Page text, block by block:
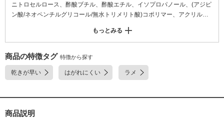
ニトロセルロース、酢酸ブチル、酢酸エチル、イソプロパノール、(アジピ
ン酸/ネオペンチルグリコール/無水トリメリト酸)コポリマー、アクリル酸
ステアラルコニウムベントナイト、クエン酸アセチルトリブチル、アルミ
ナ、ポリビニルブチラール、(トシルアミド/ホルムアルデヒド)樹脂、ジカ
ルバミン酸ジHEMAトリメチルヘキシル、オキシベンゾン-1、ジ安息香酸
トリメチルペンタンジイル、ジメチコン、トリメチルシロキシケイ酸、シ
リカ、(+/-)(PET/ポリメタクリル酸メチル)ラミネート、(PET/金)ラミネー
もっとみる
商品の特徴タグ 特徴から探す
乾きが早い はがれにくい ラメ
商品説明